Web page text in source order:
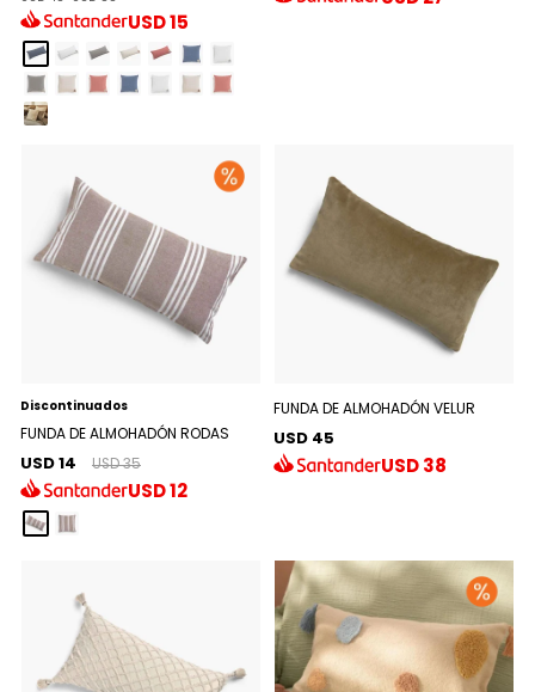
USD15
Discontinuados
FUNDA DE ALMOHADÓN RODAS
USD 14 USD 35
USD12
FUNDA DE ALMOHADÓN VELUR
USD 45
USD38